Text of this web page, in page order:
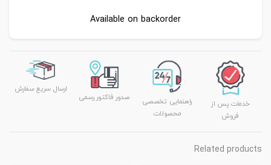
Available on backorder
خدمات پس از
فروش
راهنمایی تخصصی
محصولات
صدور فاکتور رسمی
ارسال سریع سفارش
Related products